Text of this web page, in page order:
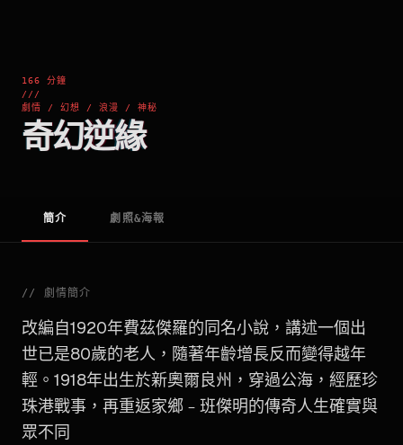
166 分鐘
///
劇情 / 幻想 / 浪漫 / 神秘
奇幻逆緣
簡介 劇照&海報
// 劇情簡介
改編自1920年費茲傑羅的同名小說，講述一個出
世已是80歲的老人，隨著年齡增長反而變得越年
輕。1918年出生於新奧爾良州，穿過公海，經歷珍
珠港戰事，再重返家鄉﹣班傑明的傳奇人生確實與
眾不同